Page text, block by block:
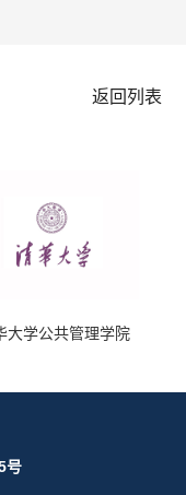
返回列表
大学公共管理学院
号